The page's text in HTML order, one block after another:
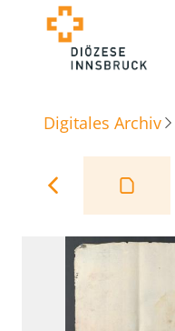
Digitales Archiv